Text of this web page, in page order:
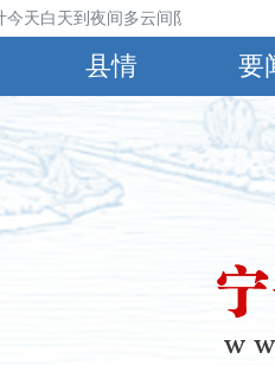
天白天到夜间多云间阴，下午到
县情 要